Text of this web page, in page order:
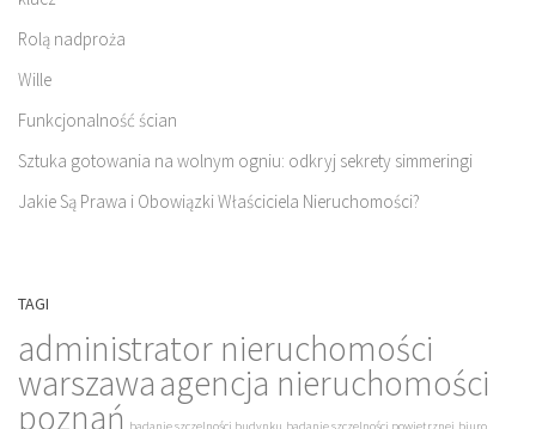
Rolą nadproża
Wille
Funkcjonalność ścian
Sztuka gotowania na wolnym ogniu: odkryj sekrety simmeringi
Jakie Są Prawa i Obowiązki Właściciela Nieruchomości?
TAGI
administrator nieruchomości
warszawaagencja nieruchomości
poznań